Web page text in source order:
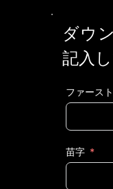
ダウ
記⼊
ファース
苗字